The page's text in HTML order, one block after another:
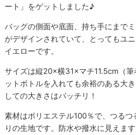
ート」をゲットしました♪
バッグの側面や底面、持ち手にまで
がデザインされていて、とってもユ
イエローです。
サイズは縦20×横31×マチ11.5cm（
ットボトルを入れても余裕のある大
しての大きさはバッチリ！
素材はポリエステル100％で、つる
りの生地です。防水や撥水に見えま